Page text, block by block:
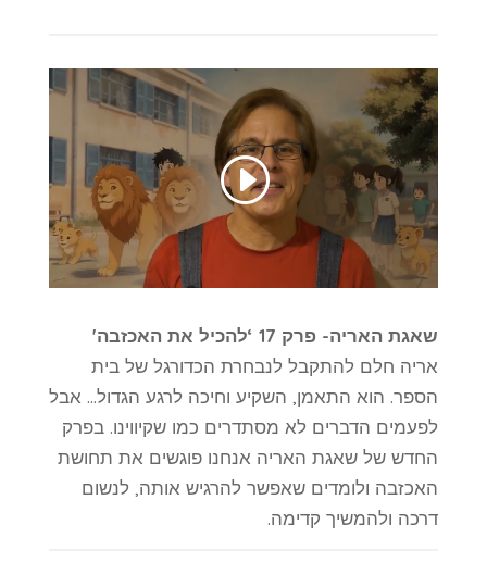
שאגת האריה- פרק 17 ‘להכיל את האכזבה'
אריה חלם להתקבל לנבחרת הכדורגל של בית
הספר. הוא התאמן, השקיע וחיכה לרגע הגדול… אבל
לפעמים הדברים לא מסתדרים כמו שקיווינו. בפרק
החדש של שאגת האריה אנחנו פוגשים את תחושת
האכזבה ולומדים שאפשר להרגיש אותה, לנשום
דרכה ולהמשיך קדימה.